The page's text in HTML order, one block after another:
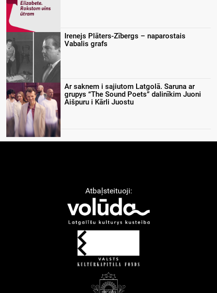
Irenejs Plāters-Zībergs – naparostais
Vabalis grafs
Ar saknem i sajiutom Latgolā. Saruna ar
grupys “The Sound Poets” dalinīkim Juoni
Aišpuru i Kārli Juostu
Atbaļsteituoji: